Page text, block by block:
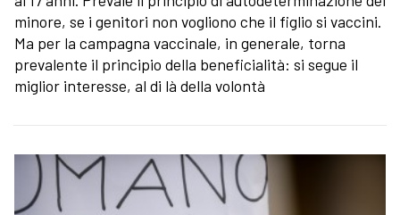
minore, se i genitori non vogliono che il figlio si vaccini.
Ma per la campagna vaccinale, in generale, torna
prevalente il principio della beneficialità: si segue il
miglior interesse, al di là della volontà